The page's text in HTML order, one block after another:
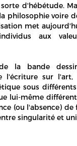
d'hébétude.
philosophie voire
met
aux
la bande
l'écriture sur l'art,
sous
lui-même
(ou l'absence)
singularité et